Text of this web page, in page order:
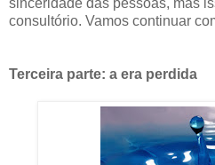
consultório. Vamos continuar
Terceira parte: a era perdida